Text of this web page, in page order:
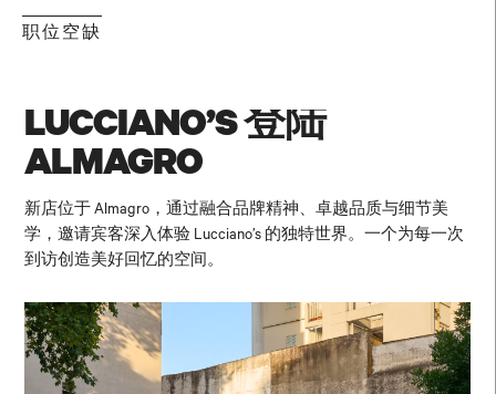
职位空缺
LUCCIANO’S 登陆
ALMAGRO
新店位于 Almagro，通过融合品牌精神、卓越品质与细节美
学，邀请宾客深入体验 Lucciano’s 的独特世界。一个为每一次
到访创造美好回忆的空间。